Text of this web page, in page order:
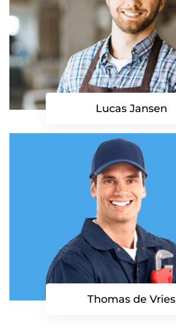
Lucas Jansen
Thomas de Vries